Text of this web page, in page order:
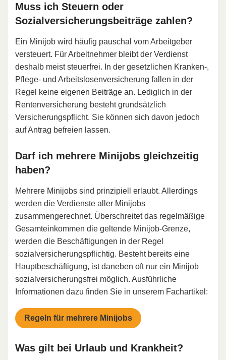
Muss ich Steuern oder
Sozialversicherungsbeiträge zahlen?
Ein Minijob wird häufig pauschal vom Arbeitgeber
versteuert. Für Arbeitnehmer bleibt der Verdienst
deshalb meist steuerfrei. In der gesetzlichen Kranken-,
Pflege- und Arbeitslosenversicherung fallen in der
Regel keine eigenen Beiträge an. Lediglich in der
Rentenversicherung besteht grundsätzlich
Versicherungspflicht. Sie können sich davon jedoch
auf Antrag befreien lassen.
Darf ich mehrere Minijobs gleichzeitig
haben?
Mehrere Minijobs sind prinzipiell erlaubt. Allerdings
werden die Verdienste aller Minijobs
zusammengerechnet. Überschreitet das regelmäßige
Gesamteinkommen die geltende Minijob-Grenze,
werden die Beschäftigungen in der Regel
sozialversicherungspflichtig. Besteht bereits eine
Hauptbeschäftigung, ist daneben oft nur ein Minijob
sozialversicherungsfrei möglich. Ausführliche
Informationen dazu finden Sie in unserem Fachartikel:
Regeln für mehrere Minijobs
Was gilt bei Urlaub und Krankheit?